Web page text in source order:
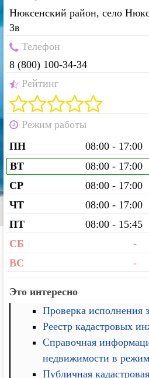
Нюксенский район, село
3в
Телефон
8 (800) 100-34-34
Рейтинг
Режим работы
ПН
08:00 - 17:00
ВТ 08:00 - 17:00
СР 08:00 - 17:00
ЧТ 08:00 - 17:00
ПТ 08:00 - 15:45
СБ -
ВС -
Это интересно
Проверка исполнения
Реестр кадастровых
Справочная
недвижимости в
Публичная